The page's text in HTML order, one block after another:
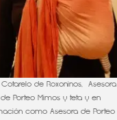
de Roxoninos, Asesora
de Porteo Mimos y teta y en
como Asesora de Porteo